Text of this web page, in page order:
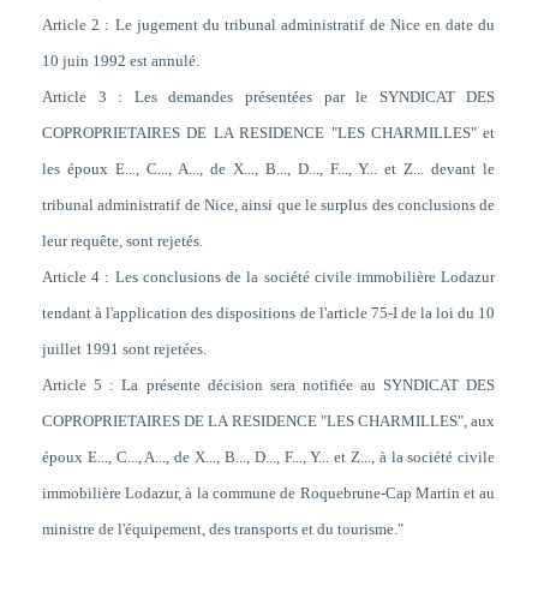
Article 2 : Le jugement du tribunal administratif de Nice en date du
10 juin 1992 est annulé.
Article 3 : Les demandes présentées par le SYNDICAT DES
COPROPRIETAIRES DE LA RESIDENCE "LES CHARMILLES" et
les époux E..., C..., A..., de X..., B..., D..., F..., Y... et Z... devant le
tribunal administratif de Nice, ainsi que le surplus des conclusions de
leur requête, sont rejetés.
Article 4 : Les conclusions de la société civile immobilière Lodazur
tendant à l'application des dispositions de l'article 75-I de la loi du 10
juillet 1991 sont rejetées.
Article 5 : La présente décision sera notifiée au SYNDICAT DES
COPROPRIETAIRES DE LA RESIDENCE "LES CHARMILLES", aux
époux E..., C..., A..., de X..., B..., D..., F..., Y... et Z..., à la société civile
immobilière Lodazur, à la commune de Roquebrune-Cap Martin et au
ministre de l'équipement, des transports et du tourisme."